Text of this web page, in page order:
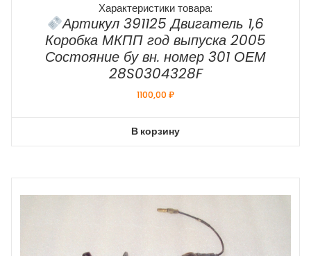
Характеристики товара:
Артикул 391125 Двигатель 1,6
Коробка МКПП год выпуска 2005
Состояние бу вн. номер 301 ОЕМ
28S0304328F
1100,00₽
В корзину